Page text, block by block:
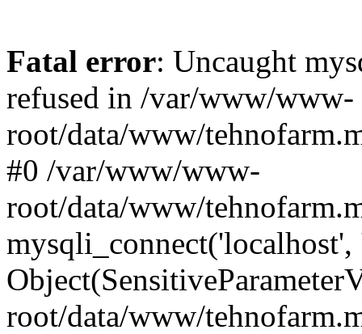
Fatal error: Uncaught
refused in /var/www/www-
root/data/www/
#0 /var/www/www-
root/data/www/
mysqli_connect('localhost',
root/data/www/